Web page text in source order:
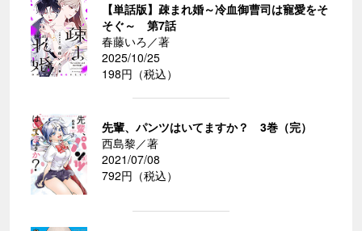
【単話版】疎まれ婚～冷血御曹司は寵愛をそ
そぐ～ 第7話
春藤いろ／著
2025/10/25
198円（税込）
先輩、パンツはいてますか？ 3巻（完）
西島黎／著
2021/07/08
792円（税込）